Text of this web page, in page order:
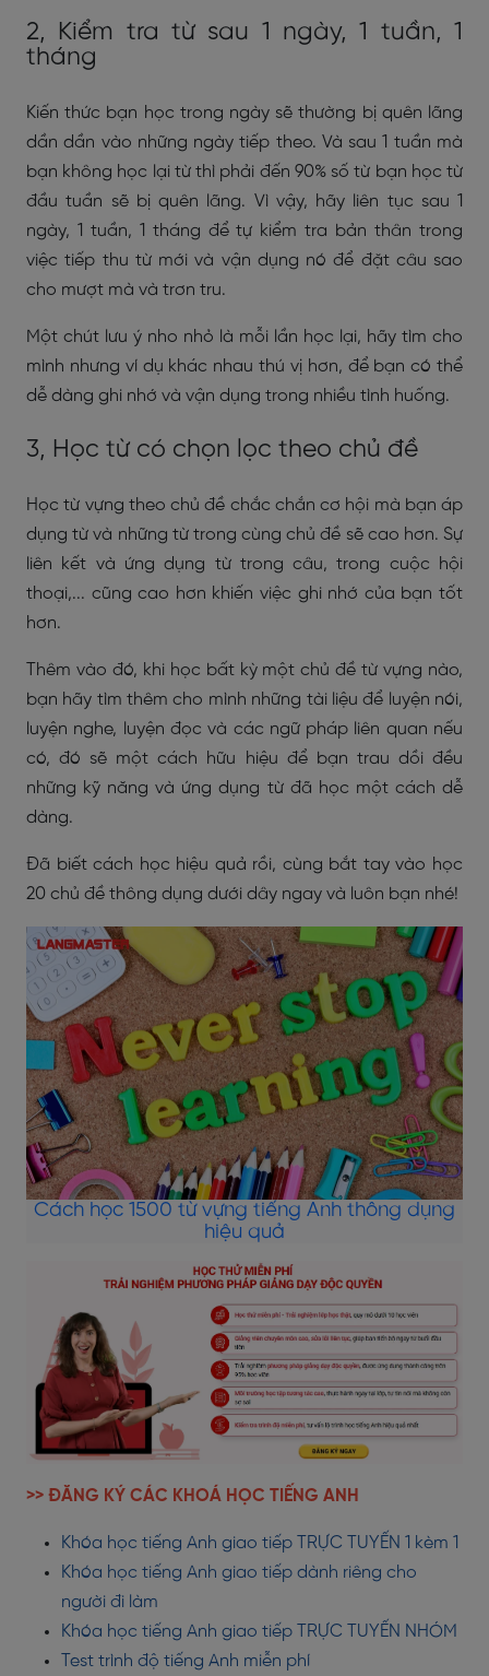
2, Kiểm tra từ sau 1 ngày, 1 tuần, 1
tháng
Kiến thức bạn học trong ngày sẽ thường bị quên lãng
dần dần vào những ngày tiếp theo. Và sau 1 tuần mà
bạn không học lại từ thì phải đến 90% số từ bạn học từ
đầu tuần sẽ bị quên lãng. Vì vậy, hãy liên tục sau 1
ngày, 1 tuần, 1 tháng để tự kiểm tra bản thân trong
việc tiếp thu từ mới và vận dụng nó để đặt câu sao
cho mượt mà và trơn tru.
Một chút lưu ý nho nhỏ là mỗi lần học lại, hãy tìm cho
mình nhưng ví dụ khác nhau thú vị hơn, để bạn có thể
dễ dàng ghi nhớ và vận dụng trong nhiều tình huống.
3, Học từ có chọn lọc theo chủ đề
Học từ vựng theo chủ đề chắc chắn cơ hội mà bạn áp
dụng từ và những từ trong cùng chủ đề sẽ cao hơn. Sự
liên kết và ứng dụng từ trong câu, trong cuộc hội
thoại,... cũng cao hơn khiến việc ghi nhớ của bạn tốt
hơn.
Thêm vào đó, khi học bất kỳ một chủ đề từ vựng nào,
bạn hãy tìm thêm cho mình những tài liệu để luyện nói,
luyện nghe, luyện đọc và các ngữ pháp liên quan nếu
có, đó sẽ một cách hữu hiệu để bạn trau dồi đều
những kỹ năng và ứng dụng từ đã học một cách dễ
dàng.
Đã biết cách học hiệu quả rồi, cùng bắt tay vào học
20 chủ đề thông dụng dưới dây ngay và luôn bạn nhé!
Cách học 1500 từ vựng tiếng Anh thông dụng
hiệu quả
>> ĐĂNG KÝ CÁC KHOÁ HỌC TIẾNG ANH
Khóa học tiếng Anh giao tiếp TRỰC TUYẾN 1 kèm 1
Khóa học tiếng Anh giao tiếp dành riêng cho
người đi làm
Khóa học tiếng Anh giao tiếp TRỰC TUYẾN NHÓM
Test trình độ tiếng Anh miễn phí